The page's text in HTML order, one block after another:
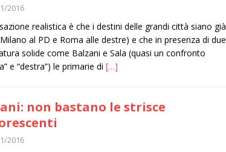
2016
realistica è che i destini delle grandi città siano già
al PD e Roma alle destre) e che in presenza di due
solide come Balzani e Sala (quasi un confronto
e “destra”) le primarie di […]
non bastano le strisce
2016